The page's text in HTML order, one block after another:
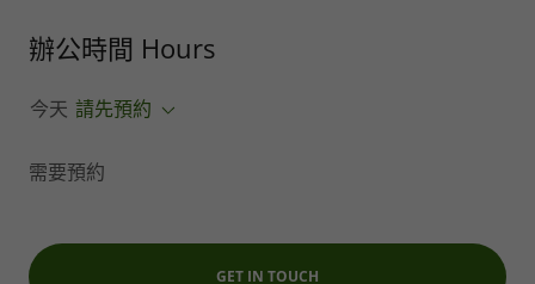
辦公時間 Hours
今天 請先預約
需要預約
GET IN TOUCH